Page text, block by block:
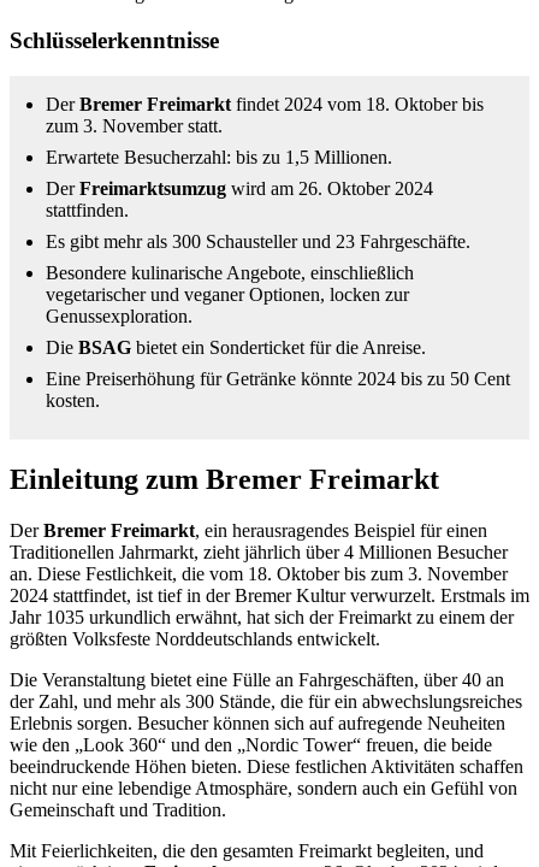
Schlüsselerkenntnisse
DerBremer Freimarkt findet 2024 vom 18. Oktober bis
zum 3. November statt.
Erwartete Besucherzahl: bis zu 1,5 Millionen.
DerFreimarktsumzug wird am 26. Oktober 2024
stattfinden.
Es gibt mehr als 300 Schausteller und 23 Fahrgeschäfte.
Besondere kulinarische Angebote, einschließlich
vegetarischer und veganer Optionen, locken zur
Genussexploration.
Die BSAG bietet ein Sonderticket für die Anreise.
Eine Preiserhöhung für Getränke könnte 2024 bis zu 50 Cent
kosten.
Einleitung zum Bremer Freimarkt
DerBremer Freimarkt, ein herausragendes Beispiel für einen
Traditionellen Jahrmarkt, zieht jährlich über 4 Millionen Besucher
an. Diese Festlichkeit, die vom 18. Oktober bis zum 3. November
2024 stattfindet, ist tief in der Bremer Kultur verwurzelt. Erstmals im
Jahr 1035 urkundlich erwähnt, hat sich der Freimarkt zu einem der
größten Volksfeste Norddeutschlands entwickelt.
Die Veranstaltung bietet eine Fülle an Fahrgeschäften, über 40 an
der Zahl, und mehr als 300 Stände, die für ein abwechslungsreiches
Erlebnis sorgen. Besucher können sich auf aufregende Neuheiten
wie den „Look 360“ und den „Nordic Tower“ freuen, die beide
beeindruckende Höhen bieten. Diese festlichen Aktivitäten schaffen
nicht nur eine lebendige Atmosphäre, sondern auch ein Gefühl von
Gemeinschaft und Tradition.
Mit Feierlichkeiten, die den gesamten Freimarkt begleiten, und